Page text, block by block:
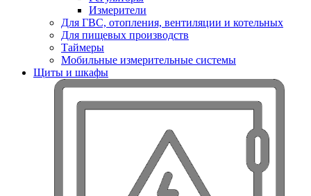
Измерители
Для ГВС, отопления, вентиляции и котельных
Для пищевых производств
Таймеры
Мобильные измерительные системы
Щиты и шкафы